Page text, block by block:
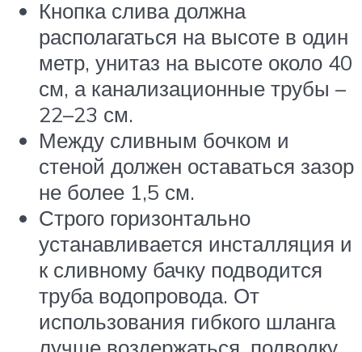
Кнопка слива должна
располагаться на высоте в один
метр, унитаз на высоте около 40
см, а канализационные трубы –
22–23 см.
Между сливным бочком и
стеной должен оставаться зазор
не более 1,5 см.
Строго горизонтально
устанавливается инсталляция и
к сливному бачку подводится
труба водопровода. От
использования гибкого шланга